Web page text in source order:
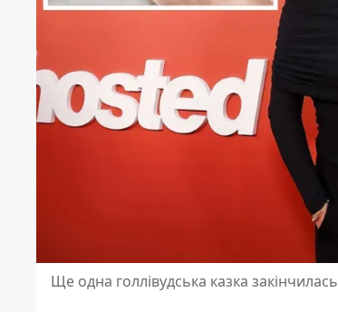
Ще одна голлівудська казка закінчилась